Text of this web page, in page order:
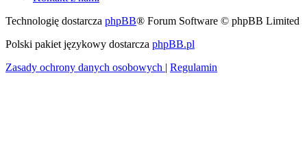
Technologię dostarcza phpBB® Forum Software © phpBB Limited
Polski pakiet językowy dostarcza phpBB.pl
Zasady ochrony danych osobowych | Regulamin